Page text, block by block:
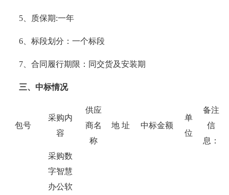
5、质保期:一年
6、标段划分：一个标段
7、合同履行期限：同交货及安装期
三、中标情况
包号
采购内
容
供应
商名
称
地 址 中标金额
单
位
备注
信
息 ：
采购数
字智慧
办公软